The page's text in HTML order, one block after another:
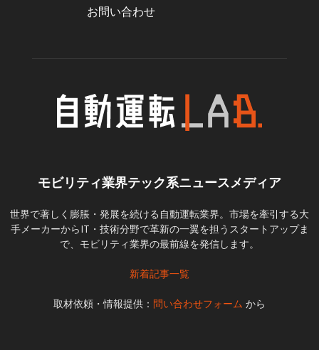
お問い合わせ
モビリティ業界テック系ニュースメディア
世界で著しく膨脹・発展を続ける自動運転業界。市場を牽引する大
手メーカーからIT・技術分野で革新の一翼を担うスタートアップま
で、モビリティ業界の最前線を発信します。
新着記事一覧
取材依頼・情報提供： 問い合わせフォーム から